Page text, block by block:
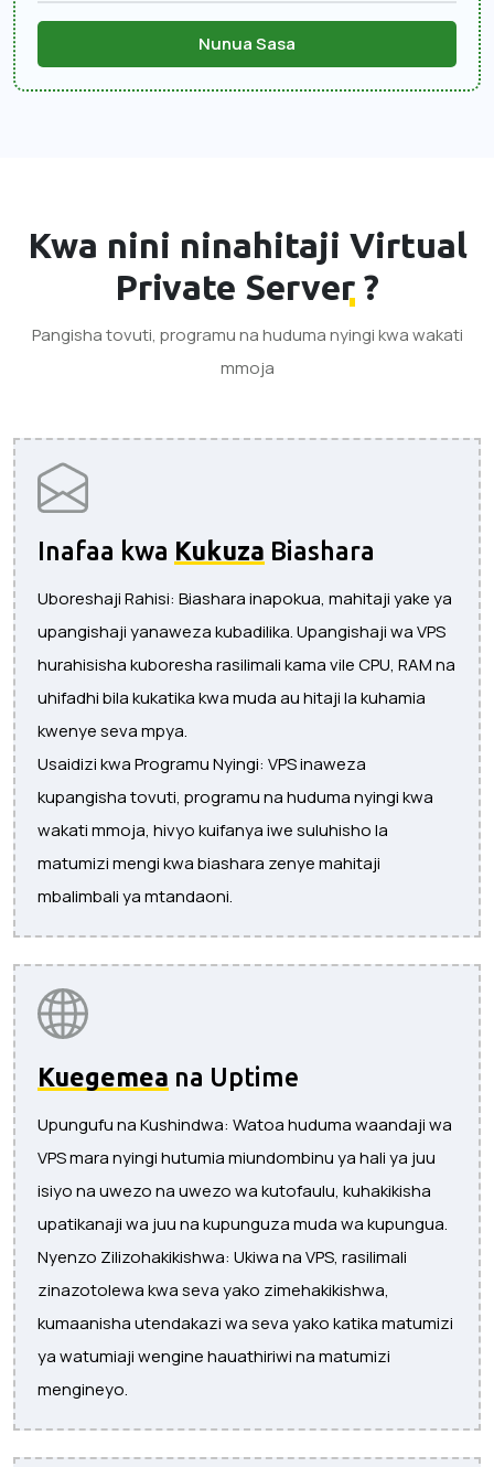
Nunua Sasa
Kwa nini ninahitaji Virtual
Private Server ?
Pangisha tovuti, programu na huduma nyingi kwa wakati
mmoja
Inafaa kwa Kukuza Biashara
Uboreshaji Rahisi: Biashara inapokua, mahitaji yake ya
upangishaji yanaweza kubadilika. Upangishaji wa VPS
hurahisisha kuboresha rasilimali kama vile CPU, RAM na
uhifadhi bila kukatika kwa muda au hitaji la kuhamia
kwenye seva mpya.
Usaidizi kwa Programu Nyingi: VPS inaweza
kupangisha tovuti, programu na huduma nyingi kwa
wakati mmoja, hivyo kuifanya iwe suluhisho la
matumizi mengi kwa biashara zenye mahitaji
mbalimbali ya mtandaoni.
Kuegemea na Uptime
Upungufu na Kushindwa: Watoa huduma waandaji wa
VPS mara nyingi hutumia miundombinu ya hali ya juu
isiyo na uwezo na uwezo wa kutofaulu, kuhakikisha
upatikanaji wa juu na kupunguza muda wa kupungua.
Nyenzo Zilizohakikishwa: Ukiwa na VPS, rasilimali
zinazotolewa kwa seva yako zimehakikishwa,
kumaanisha utendakazi wa seva yako katika matumizi
ya watumiaji wengine hauathiriwi na matumizi
mengineyo.